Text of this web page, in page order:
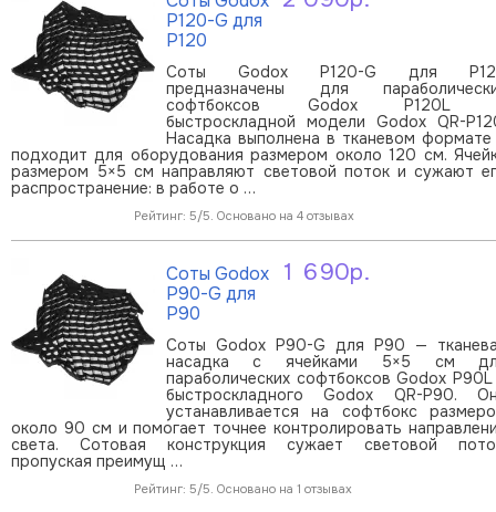
P120-G для
P120
Соты Godox P120-G для
предназначены для
софтбоксов Godox P120L
быстроскладной модели Godox QR-
Насадка выполнена в тканевом формате
подходит для оборудования размером около 120 см.
размером 5×5 см направляют световой поток и сужают
распространение: в работе о …
Рейтинг: 5/5. Основано на 4 отзывах
1 690р.
Соты Godox
P90-G для
P90
Соты Godox P90-G для P90 —
насадка с ячейками 5×5 см
параболических софтбоксов Godox
быстроскладного Godox QR-P90.
устанавливается на софтбокс
около 90 см и помогает точнее контролировать
света. Сотовая конструкция сужает световой
пропуская преимущ …
Рейтинг: 5/5. Основано на 1 отзывах